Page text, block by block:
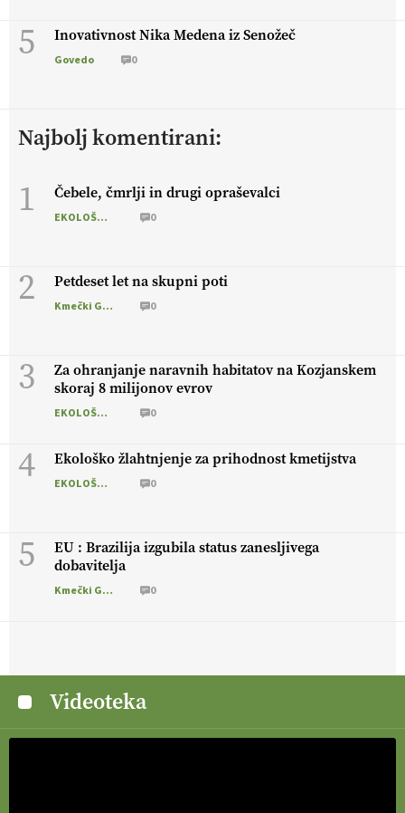
5 Inovativnost Nika Medena iz Senožeč
Govedo 0
Najbolj komentirani:
1 Čebele, čmrlji in drugi opraševalci
EKOLOŠKO LOGIČNO 0
2 Petdeset let na skupni poti
Kmečki Glas 0
3
Za ohranjanje naravnih habitatov na Kozjanskem
skoraj 8 milijonov evrov
EKOLOŠKO LOGIČNO 0
4 Ekološko žlahtnjenje za prihodnost kmetijstva
EKOLOŠKO LOGIČNO 0
5
EU : Brazilija izgubila status zanesljivega
dobavitelja
Kmečki Glas 0
Videoteka